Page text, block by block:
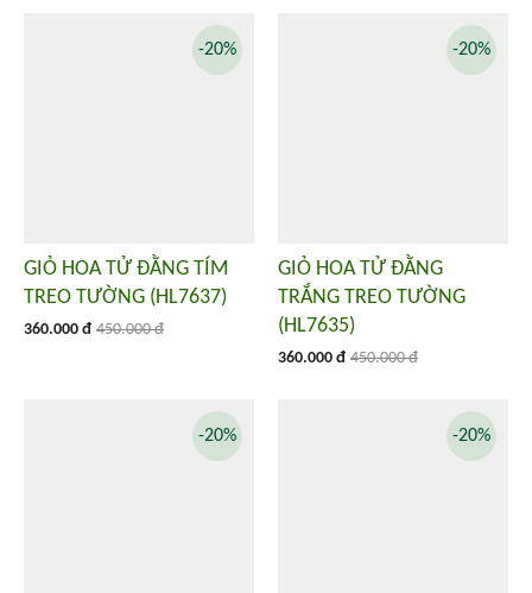
GIỎ HOA TỬ ĐẰNG TÍM
TREO TƯỜNG (HL7637)
360.000 đ 450.000 đ
-20%
GIỎ HOA TỬ ĐẰNG
TRẮNG TREO TƯỜNG
(HL7635)
360.000 đ 450.000 đ
-20%
-20% -20%